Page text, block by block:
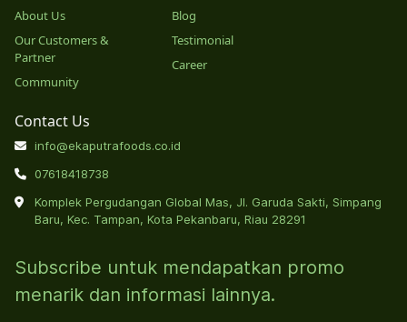
About Us
Our Customers &
Partner
Community
Blog
Testimonial
Career
Contact Us
info@ekaputrafoods.co.id
07618418738
Komplek Pergudangan Global Mas, Jl. Garuda Sakti, Simpang
Baru, Kec. Tampan, Kota Pekanbaru, Riau 28291
Subscribe untuk mendapatkan promo
menarik dan informasi lainnya.